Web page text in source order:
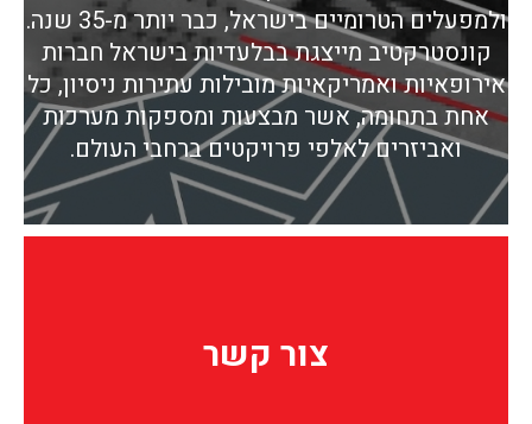
ולמפעלים הטרומיים בישראל, כבר יותר מ-35 שנה.
קונסטרקטיב מייצגת בבלעדיות בישראל חברות
אירופאיות ואמריקאיות מובילות עתירות ניסיון, כל
אחת בתחומה, אשר מבצעות ומספקות מערכות
ואביזרים לאלפי פרויקטים ברחבי העולם.
צור קשר
צור קשר